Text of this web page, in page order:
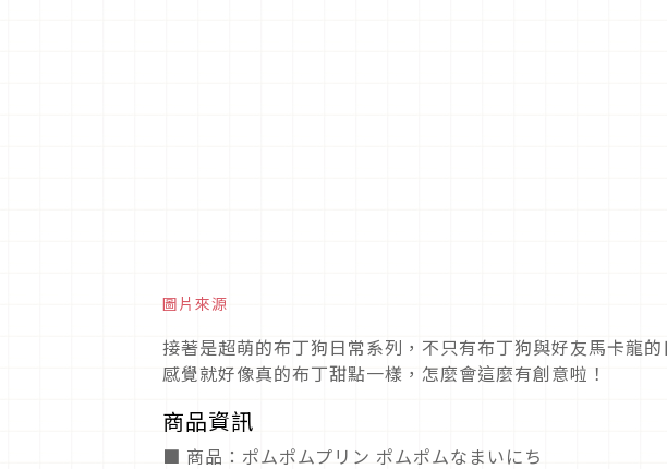
圖片來源
接著是超萌的布丁狗日常系列，不只有布丁狗與好友馬卡龍
感覺就好像真的布丁甜點一樣，怎麼會這麼有創意啦！
商品資訊
■ 商品：ポムポムプリン ポムポムなまいにち